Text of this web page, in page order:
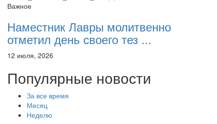
Важное
Наместник Лавры молитвенно
отметил день своего тез ...
12 июля, 2026
Популярные новости
За все время
Месяц
Неделю